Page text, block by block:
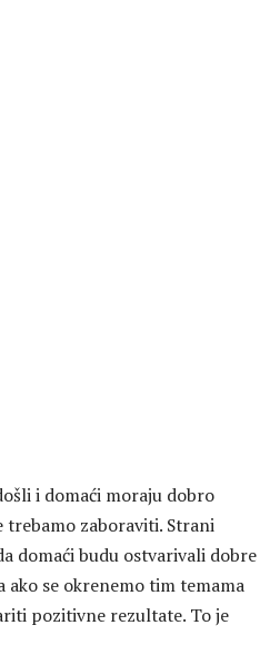
i domaći moraju dobro
trebamo zaboraviti. Strani
domaći budu ostvarivali dobre
ako se okrenemo tim temama
pozitivne rezultate. To je